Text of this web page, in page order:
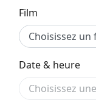
Film
Date & heure